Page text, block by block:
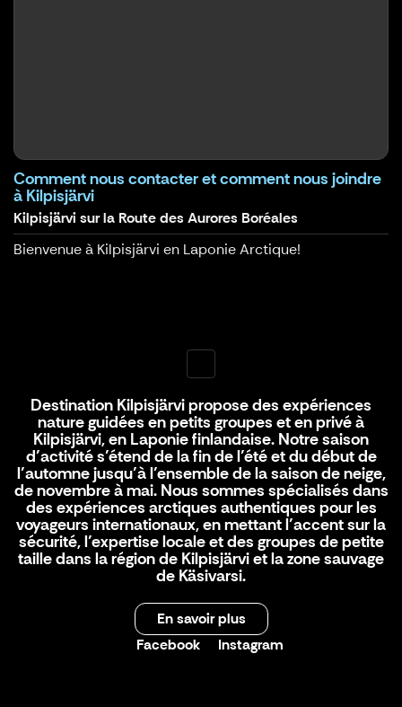
Comment nous contacter et comment nous joindre
à Kilpisjärvi
Kilpisjärvi sur la Route des Aurores Boréales
Bienvenue à Kilpisjärvi en Laponie Arctique!
Destination Kilpisjärvi propose des expériences
nature guidées en petits groupes et en privé à
Kilpisjärvi, en Laponie finlandaise. Notre saison
d’activité s’étend de la fin de l’été et du début de
l’automne jusqu’à l’ensemble de la saison de neige,
de novembre à mai. Nous sommes spécialisés dans
des expériences arctiques authentiques pour les
voyageurs internationaux, en mettant l’accent sur la
sécurité, l’expertise locale et des groupes de petite
taille dans la région de Kilpisjärvi et la zone sauvage
de Käsivarsi.
En savoir plus
Facebook
Instagram